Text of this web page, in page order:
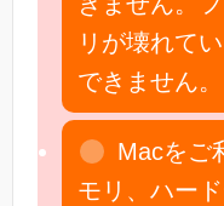
リが壊れて
できません
Macをご
モリ、ハー